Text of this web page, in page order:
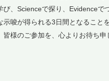
び、Scienceで探り、Evidence
示唆が得られる3日間となること
皆様のご参加を、心よりお待ち申